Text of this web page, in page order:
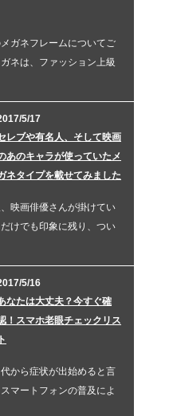
ガネフレームについてご
ネは、ファッション上級
5/17
レブや有名人、そして映画
あのキャラが使っていたメ
ネタイプを載せてみました
映画俳優さんが掛けてい
けでも印象に残り、つい
5/16
なたは大丈夫？今すぐ確
！スマホ老眼チェックリス
ト
から症状が出始めると言
マートフォンの普及によ